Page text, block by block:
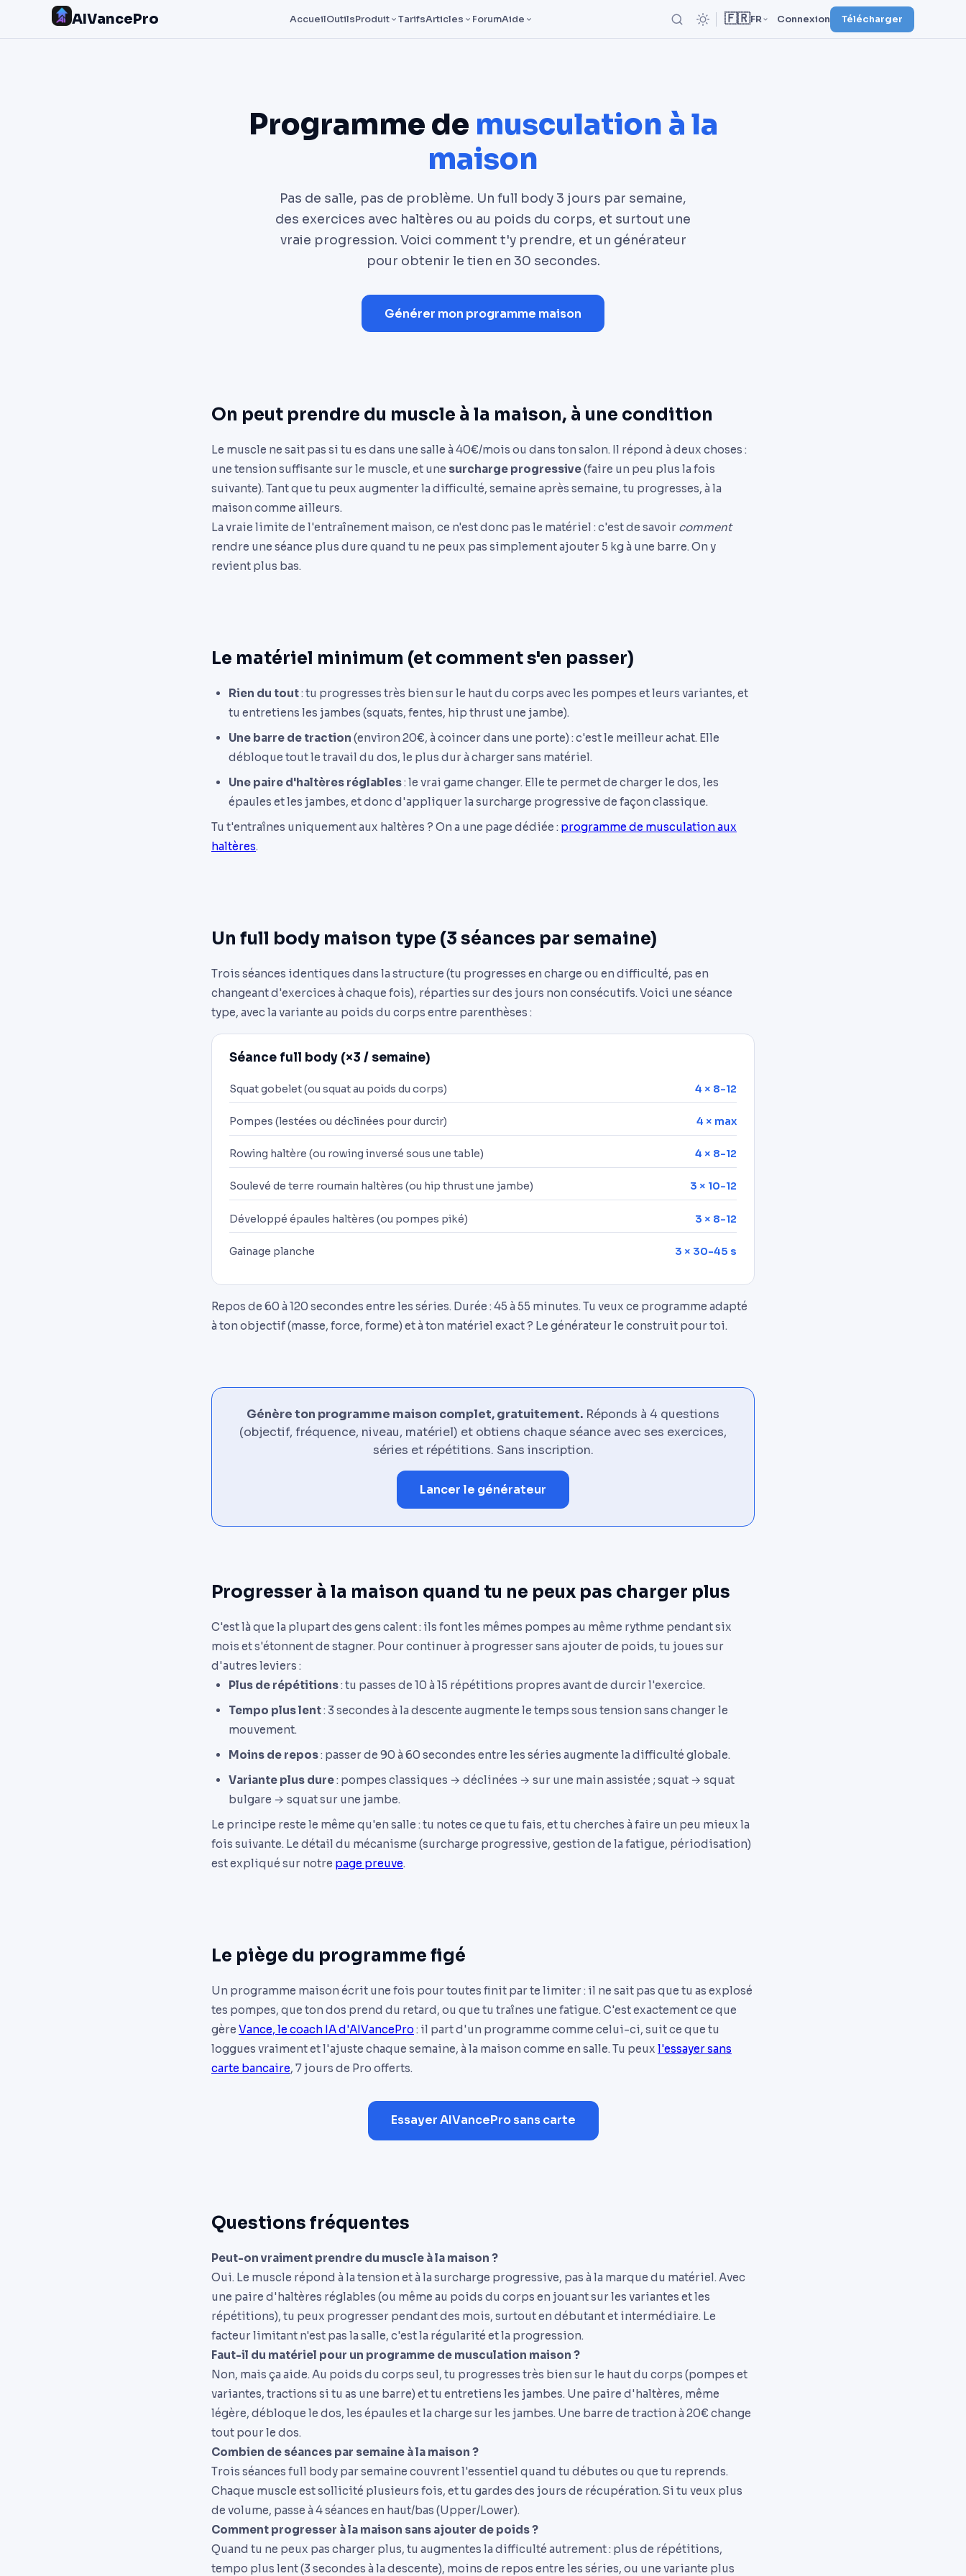
AIVancePro AccueilOutilsProduit TarifsArticles ForumAide 🇫🇷FR Connexion Télécharger
Programme de musculation à la
maison
Pas de salle, pas de problème. Un full body 3 jours par semaine,
des exercices avec haltères ou au poids du corps, et surtout une
vraie progression. Voici comment t'y prendre, et un générateur
pour obtenir le tien en 30 secondes.
Générer mon programme maison
On peut prendre du muscle à la maison, à une condition
Le muscle ne sait pas si tu es dans une salle à 40€/mois ou dans ton salon. Il répond à deux choses :
une tension suffisante sur le muscle, et une surcharge progressive(faire un peu plus la fois
suivante). Tant que tu peux augmenter la difficulté, semaine après semaine, tu progresses, à la
maison comme ailleurs.
La vraie limite de l'entraînement maison, ce n'est donc pas le matériel : c'est de savoir comment
rendre une séance plus dure quand tu ne peux pas simplement ajouter 5 kg à une barre. On y
revient plus bas.
Le matériel minimum (et comment s'en passer)
Rien du tout: tu progresses très bien sur le haut du corps avec les pompes et leurs variantes, et
tu entretiens les jambes (squats, fentes, hip thrust une jambe).
Une barre de traction (environ 20€, à coincer dans une porte) : c'est le meilleur achat. Elle
débloque tout le travail du dos, le plus dur à charger sans matériel.
Une paire d'haltères réglables: le vrai game changer. Elle te permet de charger le dos, les
épaules et les jambes, et donc d'appliquer la surcharge progressive de façon classique.
Tu t'entraînes uniquement aux haltères ? On a une page dédiée : programme de musculation aux
haltères.
Un full body maison type (3 séances par semaine)
Trois séances identiques dans la structure (tu progresses en charge ou en difficulté, pas en
changeant d'exercices à chaque fois), réparties sur des jours non consécutifs. Voici une séance
type, avec la variante au poids du corps entre parenthèses :
Séance full body (×3 / semaine)
Squat gobelet (ou squat au poids du corps) 4 × 8-12
Pompes (lestées ou déclinées pour durcir) 4 × max
Rowing haltère (ou rowing inversé sous une table) 4 × 8-12
Soulevé de terre roumain haltères (ou hip thrust une jambe) 3 × 10-12
Développé épaules haltères (ou pompes piké) 3 × 8-12
Gainage planche 3 × 30-45 s
Repos de 60 à 120 secondes entre les séries. Durée : 45 à 55 minutes. Tu veux ce programme adapté
à ton objectif (masse, force, forme) et à ton matériel exact ? Le générateur le construit pour toi.
Génère ton programme maison complet, gratuitement. Réponds à 4 questions
(objectif, fréquence, niveau, matériel) et obtiens chaque séance avec ses exercices,
séries et répétitions. Sans inscription.
Lancer le générateur
Progresser à la maison quand tu ne peux pas charger plus
C'est là que la plupart des gens calent : ils font les mêmes pompes au même rythme pendant six
mois et s'étonnent de stagner. Pour continuer à progresser sans ajouter de poids, tu joues sur
d'autres leviers :
Plus de répétitions: tu passes de 10 à 15 répétitions propres avant de durcir l'exercice.
Tempo plus lent: 3 secondes à la descente augmente le temps sous tension sans changer le
mouvement.
Moins de repos: passer de 90 à 60 secondes entre les séries augmente la difficulté globale.
Variante plus dure: pompes classiques → déclinées → sur une main assistée ; squat → squat
bulgare → squat sur une jambe.
Le principe reste le même qu'en salle : tu notes ce que tu fais, et tu cherches à faire un peu mieux la
fois suivante. Le détail du mécanisme (surcharge progressive, gestion de la fatigue, périodisation)
est expliqué sur notre page preuve.
Le piège du programme figé
Un programme maison écrit une fois pour toutes finit par te limiter : il ne sait pas que tu as explosé
tes pompes, que ton dos prend du retard, ou que tu traînes une fatigue. C'est exactement ce que
gère Vance, le coach IA d'AIVancePro: il part d'un programme comme celui-ci, suit ce que tu
loggues vraiment et l'ajuste chaque semaine, à la maison comme en salle. Tu peux l'essayer sans
carte bancaire, 7 jours de Pro offerts.
Essayer AIVancePro sans carte
Questions fréquentes
Peut-on vraiment prendre du muscle à la maison ?
Oui. Le muscle répond à la tension et à la surcharge progressive, pas à la marque du matériel. Avec
une paire d'haltères réglables (ou même au poids du corps en jouant sur les variantes et les
répétitions), tu peux progresser pendant des mois, surtout en débutant et intermédiaire. Le
facteur limitant n'est pas la salle, c'est la régularité et la progression.
Faut-il du matériel pour un programme de musculation maison ?
Non, mais ça aide. Au poids du corps seul, tu progresses très bien sur le haut du corps (pompes et
variantes, tractions si tu as une barre) et tu entretiens les jambes. Une paire d'haltères, même
légère, débloque le dos, les épaules et la charge sur les jambes. Une barre de traction à 20€ change
tout pour le dos.
Combien de séances par semaine à la maison ?
Trois séances full body par semaine couvrent l'essentiel quand tu débutes ou que tu reprends.
Chaque muscle est sollicité plusieurs fois, et tu gardes des jours de récupération. Si tu veux plus
de volume, passe à 4 séances en haut/bas (Upper/Lower).
Comment progresser à la maison sans ajouter de poids ?
Quand tu ne peux pas charger plus, tu augmentes la difficulté autrement : plus de répétitions,
tempo plus lent (3 secondes à la descente), moins de repos entre les séries, ou une variante plus